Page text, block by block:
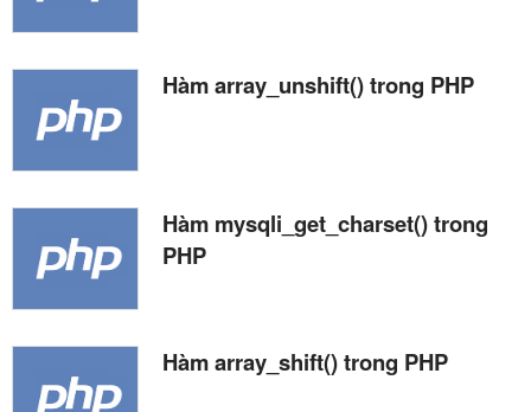
Hàm array_unshift() trong PHP
Hàm mysqli_get_charset() trong
PHP
Hàm array_shift() trong PHP